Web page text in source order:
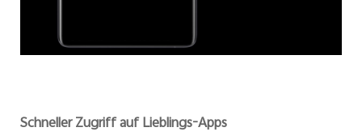
Schneller Zugriff auf Lieblings-Apps